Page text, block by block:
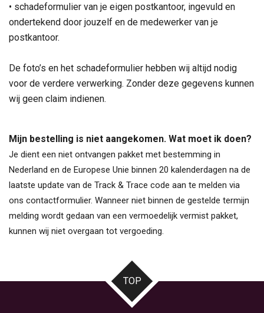
• schadeformulier van je eigen postkantoor, ingevuld en
ondertekend door jouzelf en de medewerker van je
postkantoor.
De foto’s en het schadeformulier hebben wij altijd nodig
voor de verdere verwerking. Zonder deze gegevens kunnen
wij geen claim indienen.
Mijn bestelling is niet aangekomen. Wat moet ik doen?
Je dient een niet ontvangen pakket met bestemming in
Nederland en de Europese Unie binnen 20 kalenderdagen na de
laatste update van de Track & Trace code aan te melden via
ons contactformulier. Wanneer niet binnen de gestelde termijn
melding wordt gedaan van een vermoedelijk vermist pakket,
kunnen wij niet overgaan tot vergoeding.
TOP